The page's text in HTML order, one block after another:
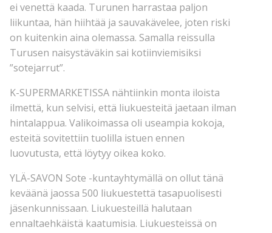
ei venettä kaada. Turunen harrastaa paljon
liikuntaa, hän hiihtää ja sauvakävelee, joten riski
on kuitenkin aina olemassa. Samalla reissulla
Turusen naisystäväkin sai kotiinviemisiksi
”sotejarrut”.
K-SUPERMARKETISSA nähtiinkin monta iloista
ilmettä, kun selvisi, että liukuesteitä jaetaan ilman
hintalappua. Valikoimassa oli useampia kokoja,
esteitä sovitettiin tuolilla istuen ennen
luovutusta, että löytyy oikea koko.
YLÄ-SAVON Sote -kuntayhtymällä on ollut tänä
keväänä jaossa 500 liukuestettä tasapuolisesti
jäsenkunnissaan. Liukuesteillä halutaan
ennaltaehkäistä kaatumisia. Liukuesteissä on